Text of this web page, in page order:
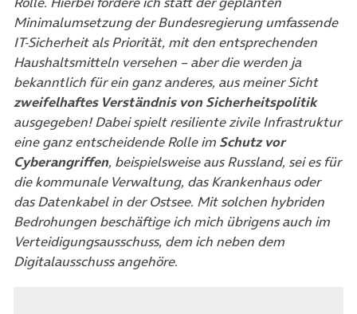
Minimalumsetzung der Bundesregierung umfassende
IT-Sicherheit als Priorität, mit den entsprechenden
Haushaltsmitteln versehen – aber die werden ja
bekanntlich für ein ganz anderes, aus meiner Sicht
zweifelhaftes Verständnis von Sicherheitspolitik
ausgegeben! Dabei spielt resiliente zivile Infrastruktur
eine ganz entscheidende Rolle im Schutz vor
Cyberangriffen, beispielsweise aus Russland, sei es für
die kommunale Verwaltung, das Krankenhaus oder
das Datenkabel in der Ostsee. Mit solchen hybriden
Bedrohungen beschäftige ich mich übrigens auch im
Verteidigungsausschuss, dem ich neben dem
Digitalausschuss angehöre.